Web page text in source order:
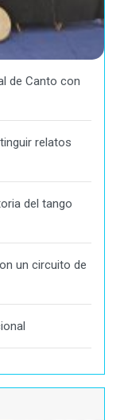
de Canto con
relatos
del tango
un circuito de